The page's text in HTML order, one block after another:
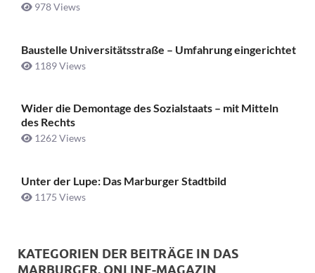
978 Views
Baustelle Universitätsstraße ­– Umfahrung eingerichtet
1189 Views
Wider die Demontage des Sozialstaats – mit Mitteln
des Rechts
1262 Views
Unter der Lupe: Das Marburger Stadtbild
1175 Views
KATEGORIEN DER BEITRÄGE IN DAS
MARBURGER. ONLINE-MAGAZIN